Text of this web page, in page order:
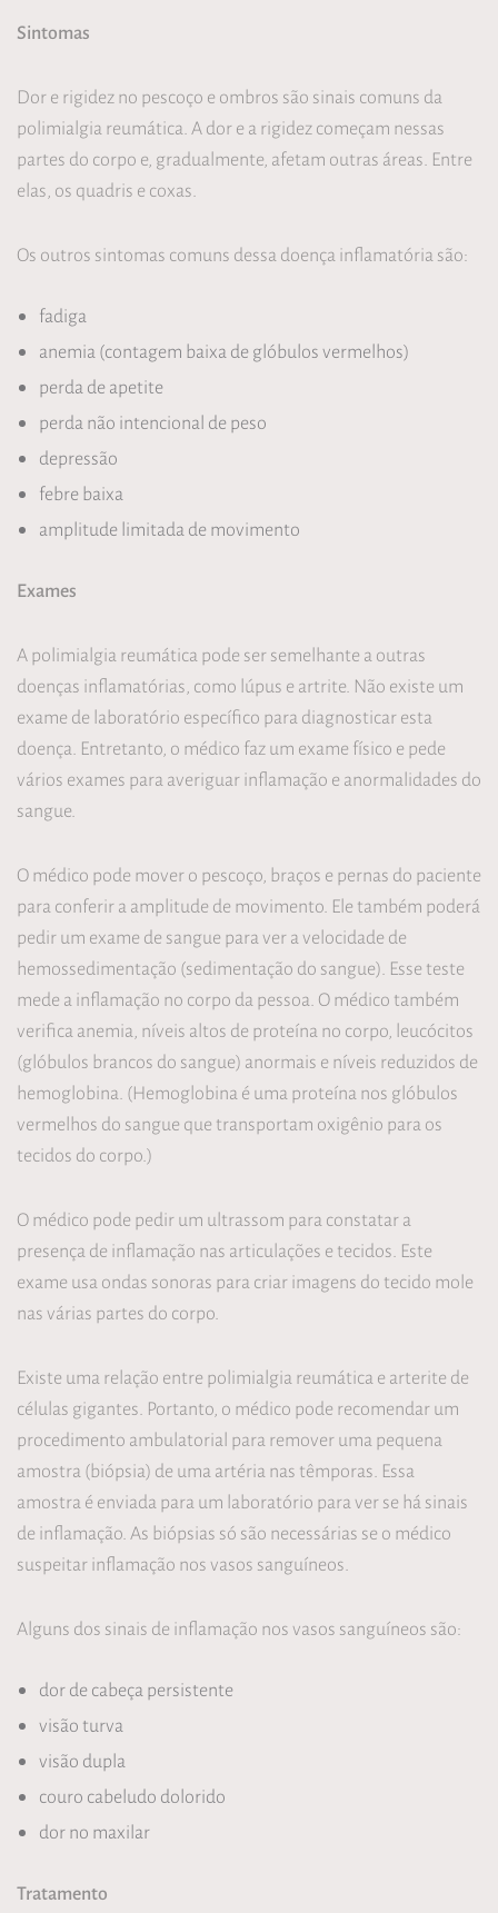
Sintomas
Dor e rigidez no pescoço e ombros são sinais comuns da
polimialgia reumática. A dor e a rigidez começam nessas
partes do corpo e, gradualmente, afetam outras áreas. Entre
elas, os quadris e coxas.
Os outros sintomas comuns dessa doença inflamatória são:
fadiga
anemia (contagem baixa de glóbulos vermelhos)
perda de apetite
perda não intencional de peso
depressão
febre baixa
amplitude limitada de movimento
Exames
A polimialgia reumática pode ser semelhante a outras
doenças inflamatórias, como lúpus e artrite. Não existe um
exame de laboratório específico para diagnosticar esta
doença. Entretanto, o médico faz um exame físico e pede
vários exames para averiguar inflamação e anormalidades do
sangue.
O médico pode mover o pescoço, braços e pernas do paciente
para conferir a amplitude de movimento. Ele também poderá
pedir um exame de sangue para ver a velocidade de
hemossedimentação (sedimentação do sangue). Esse teste
mede a inflamação no corpo da pessoa. O médico também
verifica anemia, níveis altos de proteína no corpo, leucócitos
(glóbulos brancos do sangue) anormais e níveis reduzidos de
hemoglobina. (Hemoglobina é uma proteína nos glóbulos
vermelhos do sangue que transportam oxigênio para os
tecidos do corpo.)
O médico pode pedir um ultrassom para constatar a
presença de inflamação nas articulações e tecidos. Este
exame usa ondas sonoras para criar imagens do tecido mole
nas várias partes do corpo.
Existe uma relação entre polimialgia reumática e arterite de
células gigantes. Portanto, o médico pode recomendar um
procedimento ambulatorial para remover uma pequena
amostra (biópsia) de uma artéria nas têmporas. Essa
amostra é enviada para um laboratório para ver se há sinais
de inflamação. As biópsias só são necessárias se o médico
suspeitar inflamação nos vasos sanguíneos.
Alguns dos sinais de inflamação nos vasos sanguíneos são:
dor de cabeça persistente
visão turva
visão dupla
couro cabeludo dolorido
dor no maxilar
Tratamento